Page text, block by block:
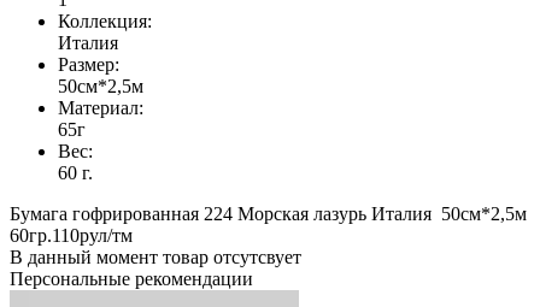
Коллекция:
Италия
Размер:
50см*2,5м
Материал:
65г
Вес:
60 г.
Бумага гофрированная 224 Морская лазурь Италия 50см*2,5м
60гр.110рул/тм
В данный момент товар отсутсвует
Персональные рекомендации